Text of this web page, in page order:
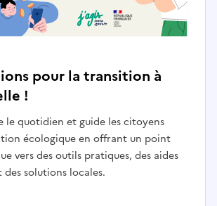
pour la transition à
!
le quotidien et guide les citoyens
écologique en offrant un point
vers des outils pratiques, des aides
solutions locales.